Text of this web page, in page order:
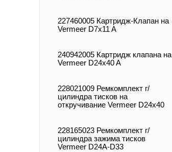
227460005 Картридж-Клапан на
Vermeer D7x11 A
240942005 Картридж клапана на
Vermeer D24x40 A
228021009 Ремкомплект г/
цилиндра тисков на
откручивание Vermeer D24x40
228165023 Ремкомплект г/
цилиндра зажима тисков
Vermeer D24А-D33